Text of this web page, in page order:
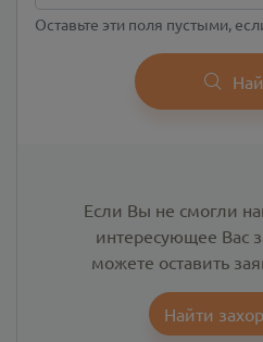
Оставьте эти поля пустыми,
Если Вы не смогли
интересующее Вас
можете оставить
Найти